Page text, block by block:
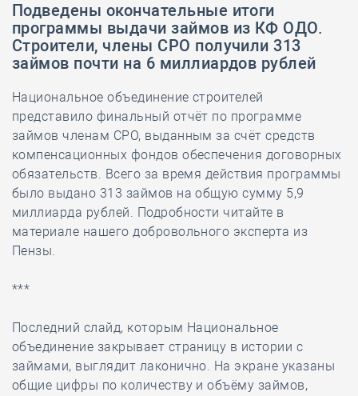
Подведены окончательные итоги
программы выдачи займов из КФ ОДО.
Строители, члены СРО получили 313
займов почти на 6 миллиардов рублей
Национальное объединение строителей
представило финальный отчёт по программе
займов членам СРО, выданным за счёт средств
компенсационных фондов обеспечения договорных
обязательств. Всего за время действия программы
было выдано 313 займов на общую сумму 5,9
миллиарда рублей. Подробности читайте в
материале нашего добровольного эксперта из
Пензы.
***
Последний слайд, которым Национальное
объединение закрывает страницу в истории с
займами, выглядит лаконично. На экране указаны
общие цифры по количеству и объёму займов,